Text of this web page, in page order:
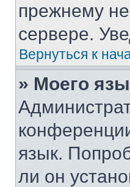
прежнему
сервере.
Вернуться к
» Моего
язык.
ли он